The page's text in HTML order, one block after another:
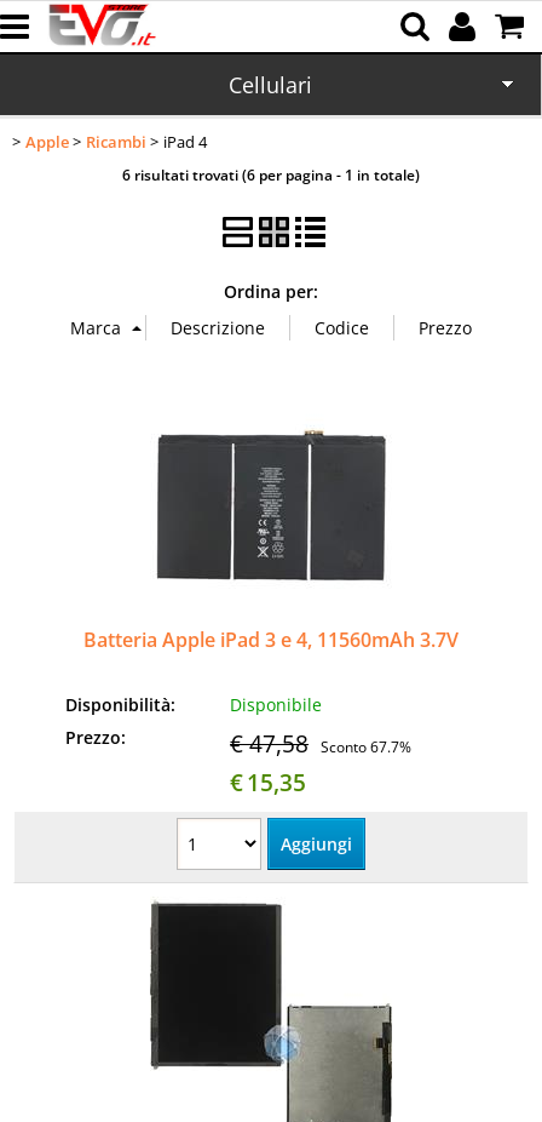
Batterie
Domotica
Cellulari
Office
Informatica
AudioVideo
Elettrodomestici
MEDIC
Apple Ricambi iPad 4
6 risultati trovati (6 per pagina - 1 in totale)
Ordina per:
Batteria Apple iPad 3 e 4, 11560mAh 3.7V
Disponibilità:
Disponibile
Prezzo:
€ 47,58 Sconto 67.7%
€15,35